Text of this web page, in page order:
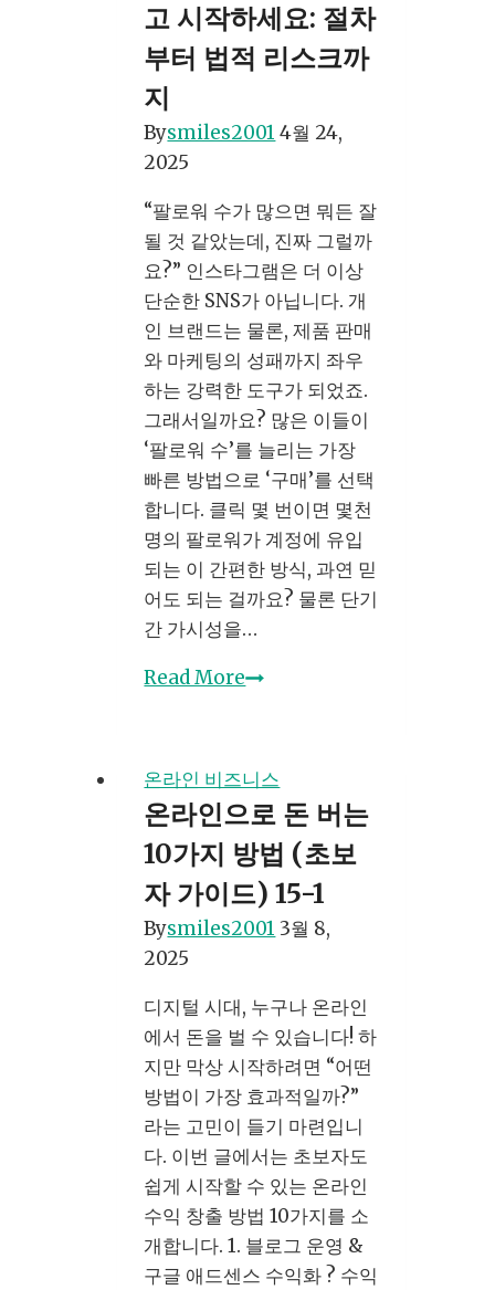
고 시작하세요: 절차
부터 법적 리스크까
지
Bysmiles2001 4월 24,
2025
“팔로워 수가 많으면 뭐든 잘
될 것 같았는데, 진짜 그럴까
요?” 인스타그램은 더 이상
단순한 SNS가 아닙니다. 개
인 브랜드는 물론, 제품 판매
와 마케팅의 성패까지 좌우
하는 강력한 도구가 되었죠.
그래서일까요? 많은 이들이
‘팔로워 수’를 늘리는 가장
빠른 방법으로 ‘구매’를 선택
합니다. 클릭 몇 번이면 몇천
명의 팔로워가 계정에 유입
되는 이 간편한 방식, 과연 믿
어도 되는 걸까요? 물론 단기
간 가시성을…
Read More인
그
램
팔
로
워
수
구
제
대
로
알
고
시
작
하
세
요:
온라인 비즈니스
온라인으로 돈 버는
10가지 방법 (초보
자 가이드) 15-1
Bysmiles2001 3월 8,
2025
디지털 시대, 누구나 온라인
에서 돈을 벌 수 있습니다! 하
지만 막상 시작하려면 “어떤
방법이 가장 효과적일까?”
라는 고민이 들기 마련입니
다. 이번 글에서는 초보자도
쉽게 시작할 수 있는 온라인
수익 창출 방법 10가지를 소
개합니다. 1. 블로그 운영 &
구글 애드센스 수익화 ? 수익